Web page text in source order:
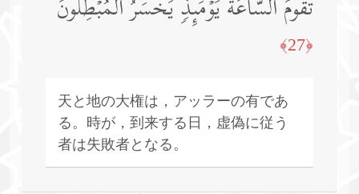
تَقُومُ ٱلسَّاعَةُ یَوۡمَىِٕذࣲ یَخۡسَرُ ٱلۡمُبۡطِلُونَ
﴿27﴾
天と地の大権は，アッラーの有であ
る。時が，到来する日，虚偽に従う
者は失敗者となる。